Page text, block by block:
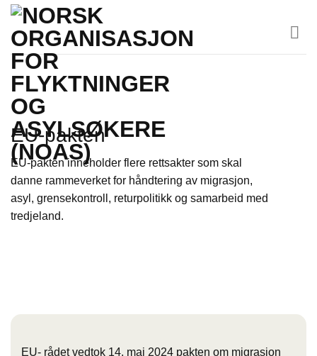
Skip
content
EU-pakten
EU-pakten inneholder flere rettsakter som skal
danne rammeverket for håndtering av migrasjon,
asyl, grensekontroll, returpolitikk og samarbeid med
tredjeland.
EU- rådet vedtok 14. mai 2024 pakten om migrasjon